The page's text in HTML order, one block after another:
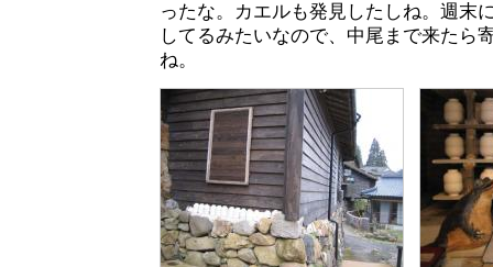
ったな。カエルも発見したしね。週末
してるみたいなので、中尾まで来たら
ね。